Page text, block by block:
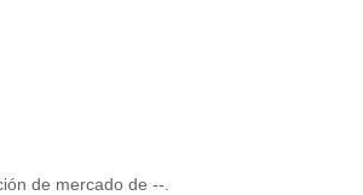
de mercado de --.